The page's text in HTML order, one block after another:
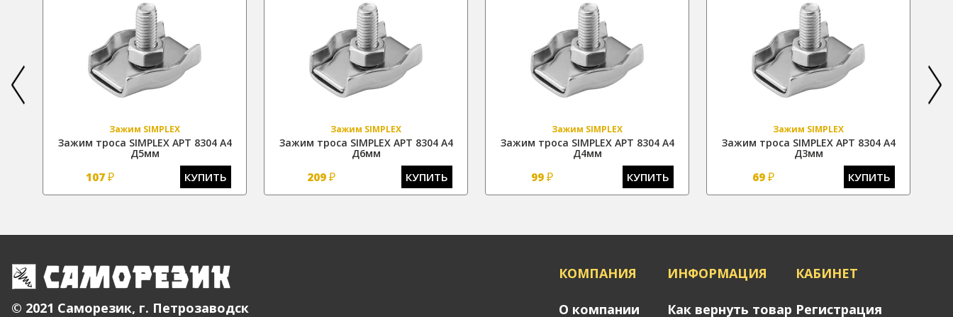
Зажим SIMPLEX
Зажим троса SIMPLEX АРТ 8304 А4
Д5мм
107 ₽ КУПИТЬ
Зажим SIMPLEX
Зажим троса SIMPLEX АРТ 8304 А4
Д6мм
209 ₽ КУПИТЬ
Зажим SIMPLEX
Зажим троса SIMPLEX АРТ 8304 А4
Д4мм
99 ₽ КУПИТЬ
Зажим SIMPLEX
Зажим троса SIMPLEX АРТ 8304 А4
Д3мм
69 ₽ КУПИТЬ
© 2021 Саморезик, г. Петрозаводск
КОМПАНИЯ
О компании
ИНФОРМАЦИЯ
Как вернуть товар
КАБИНЕТ
Регистрация